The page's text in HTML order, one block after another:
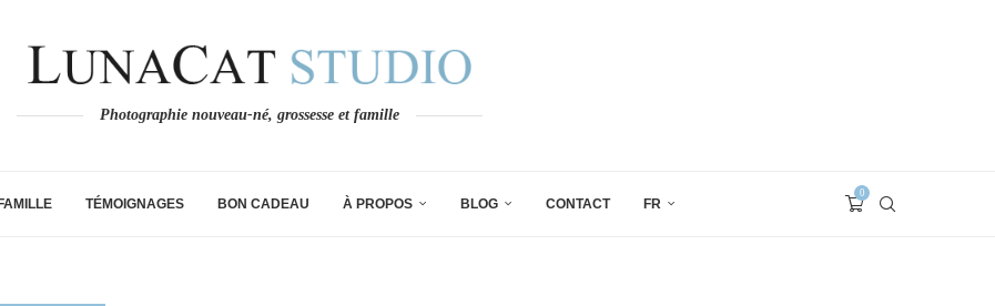
Photographie nouveau-né, grossesse et famille
FAMILLE TÉMOIGNAGES BON CADEAU À PROPOS BLOG CONTACT FR
0